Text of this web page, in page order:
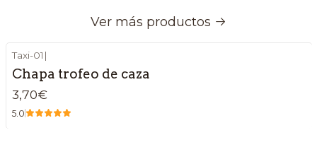
Ver más productos
Taxi-01 |
Chapa trofeo de caza
3,70€
5.0